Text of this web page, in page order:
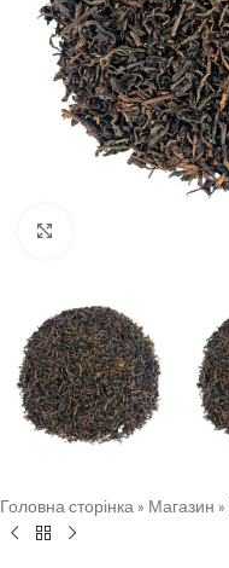
Головна сторінка » Магазин »